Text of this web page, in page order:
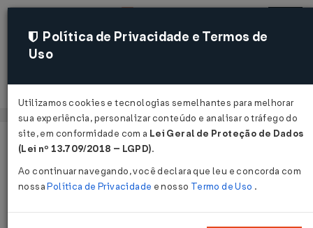
Acessar
Página Inicial Legislações
Resolução CAMEX Nº 34 DE
Política de Privacidade e Termos de
Uso
Utilizamos cookies e tecnologias semelhantes para melhorar
sua experiência, personalizar conteúdo e analisar o tráfego do
site, em conformidade com a Lei Geral de Proteção de Dados
(Lei nº 13.709/2018 – LGPD).
Ao continuar navegando, você declara que leu e concorda com
nossaPolítica de Privacidade e nosso Termo de Uso .